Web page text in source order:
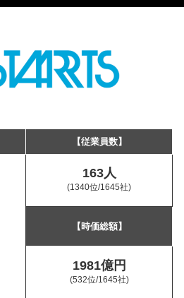
【従業員数】
163人
(1340位/1645社)
【時価総額】
1981億円
(532位/1645社)